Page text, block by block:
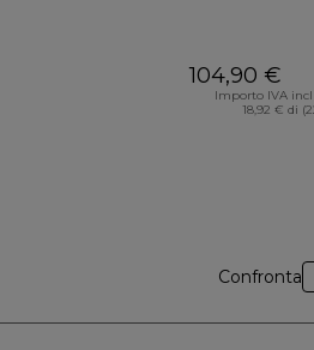
104,90 €
Importo IVA
18,92 € di
Confronta